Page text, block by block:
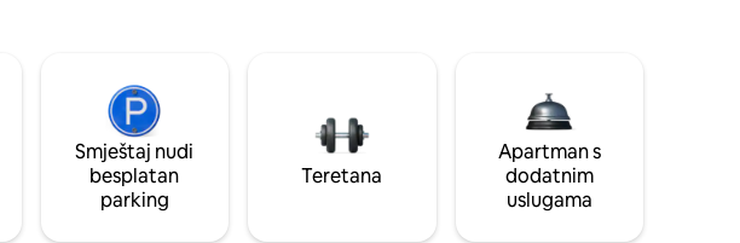
Smještaj nudi
besplatan
parking
Teretana
Apartman s
dodatnim
uslugama